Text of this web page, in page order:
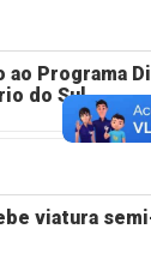
Programa
do Sul
viatura